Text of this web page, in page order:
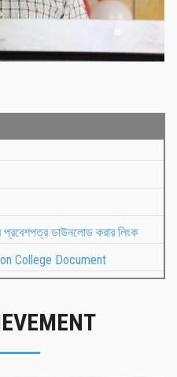
প্রবেশপত্র ডাউনলোড করার লিংক
College Document